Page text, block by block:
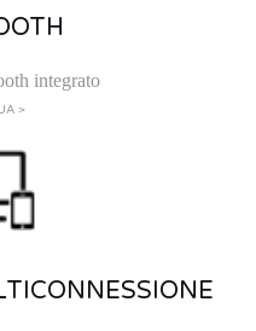
integrato
>